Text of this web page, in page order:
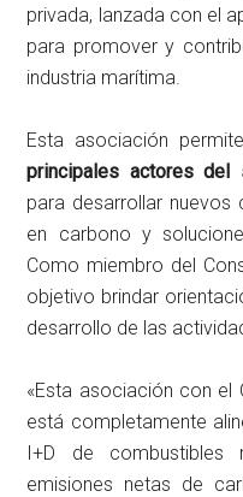
privada, lanzada con el
para promover y
industria marítima.
Esta asociación
principales actores del
para desarrollar nuevos
en carbono y
Como miembro del
objetivo brindar
desarrollo de las
«Esta asociación con el
está completamente
I+D de
emisiones netas de